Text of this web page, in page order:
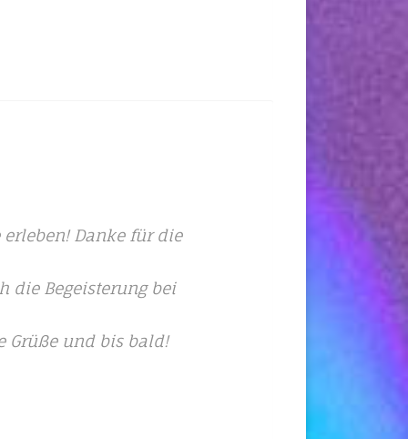
Danke für die
die Begeisterung bei
Grüße und bis bald!